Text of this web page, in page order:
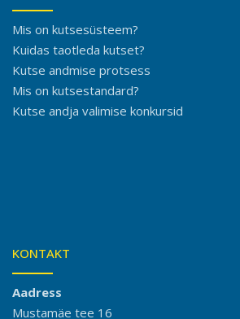
Mis on kutsesüsteem?
Kuidas taotleda kutset?
Kutse andmise protsess
Mis on kutsestandard?
Kutse andja valimise konkursid
KONTAKT
Aadress
Mustamäe tee 16